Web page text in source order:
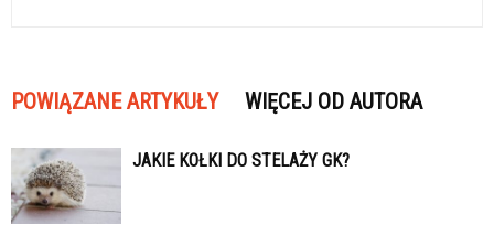
POWIĄZANE ARTYKUŁY WIĘCEJ OD AUTORA
JAKIE KOŁKI DO STELAŻY GK?